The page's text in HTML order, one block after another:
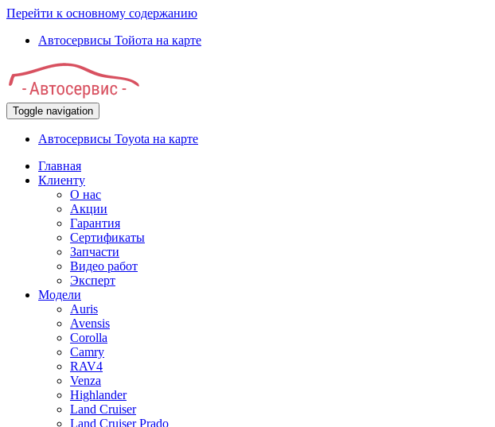
Перейти к основному содержанию
Автосервисы Тойота на карте
Toggle navigation
Автосервисы Toyota на карте
Главная
Клиенту
О нас
Акции
Гарантия
Сертификаты
Запчасти
Видео работ
Эксперт
Модели
Auris
Avensis
Corolla
Camry
RAV4
Venza
Highlander
Land Cruiser
Land Cruiser Prado